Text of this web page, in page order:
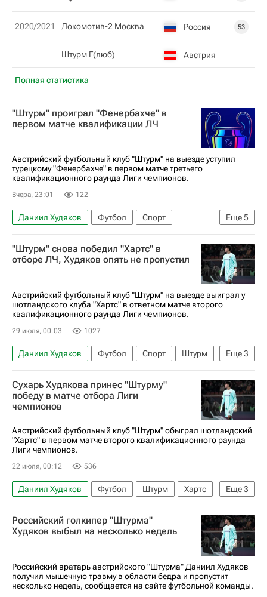
Полная статистика
2020/2021 Локомотив-2 Москва Россия 53
Штурм Г(люб) Австрия
"Штурм" проиграл "Фенербахче" в
первом матче квалификации ЛЧ
Австрийский футбольный клуб "Штурм" на выезде уступил
турецкому "Фенербахче" в первом матче третьего
квалификационного раунда Лиги чемпионов.
Вчера, 23:01 122
Еще5
Даниил Худяков Футбол
Спорт
Талиска
Мейсон Гринвуд
Лига чемпионов УЕФА 2026-2027
"Штурм" снова победил "Хартс" в
отборе ЛЧ, Худяков опять не пропустил
Австрийский футбольный клуб "Штурм" на выезде выиграл у
шотландского клуба "Хартс" в ответном матче второго
квалификационного раунда Лиги чемпионов.
29 июля, 00:03 1027
Еще3
Даниил Худяков Футбол Спорт
Штурм
Хартс
Локомотив (Москва)
Лига чемпионов УЕФА 2026-2027
Сухарь Худякова принес "Штурму"
победу в матче отбора Лиги
чемпионов
Австрийский футбольный клуб "Штурм" обыграл шотландский
"Хартс" в первом матче второго квалификационного раунда
Лиги чемпионов.
22 июля, 00:12 536
Еще3
Даниил Худяков Футбол Штурм
Хартс
Локомотив (Москва)
Лига чемпионов УЕФА 2026-2027
Российский голкипер "Штурма"
Худяков выбыл на несколько недель
Российский вратарь австрийского "Штурма" Даниил Худяков
получил мышечную травму в области бедра и пропустит
несколько недель, сообщается на сайте футбольной команды.